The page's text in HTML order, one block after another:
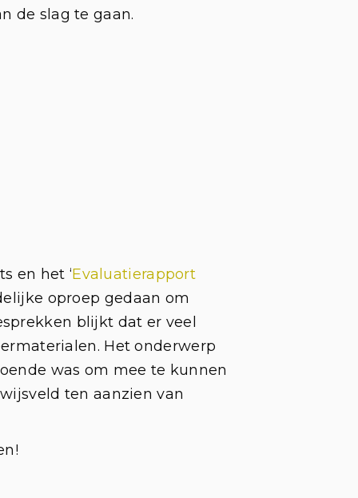
de slag te gaan.
en het ‘Evaluatierapport
oproep gedaan om
blijkt dat er veel
Het onderwerp
was om mee te kunnen
ten aanzien van